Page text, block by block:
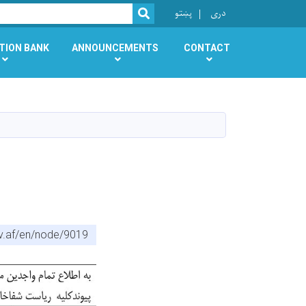
SEARCH
پښتو دری
BANK ANNOUNCEMENTS CONTACT
en/node/9019